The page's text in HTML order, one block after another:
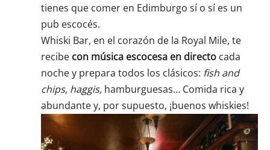
tienes que comer en Edimburgo sí o sí es un
pub escocés.
Whiski Bar, en el corazón de la Royal Mile, te
recibe con música escocesa en directo cada
noche y prepara todos los clásicos: fish and
chips, haggis, hamburguesas… Comida rica y
abundante y, por supuesto, ¡buenos whiskies!